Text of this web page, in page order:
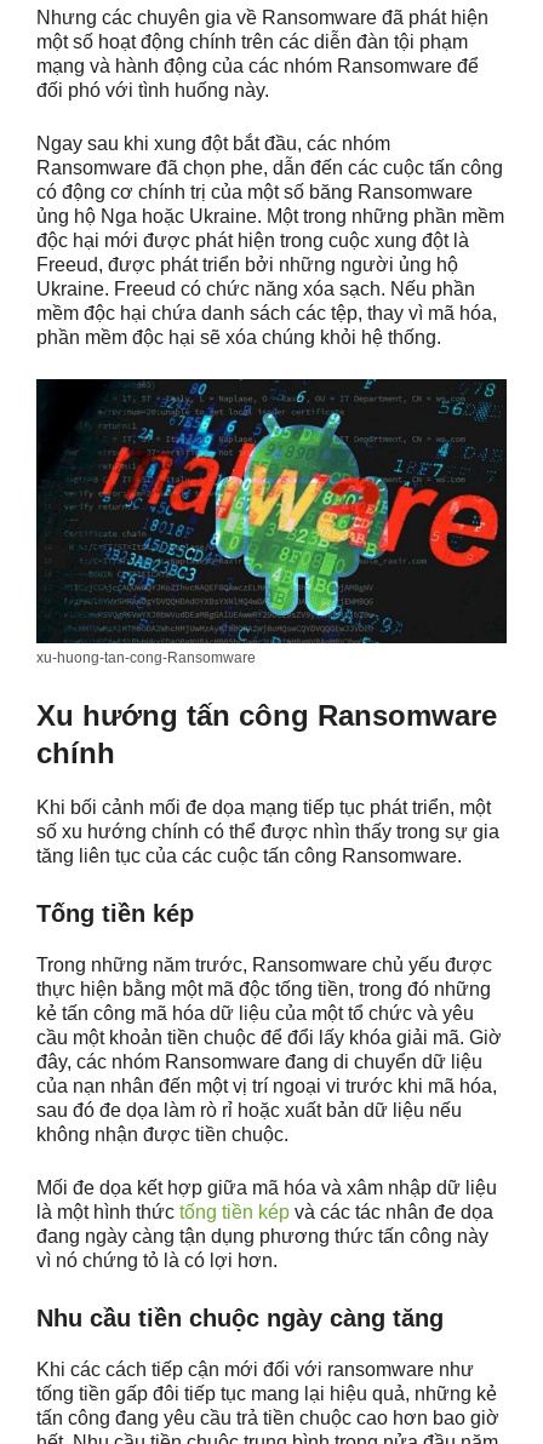
Nhưng các chuyên gia về Ransomware đã phát hiện
một số hoạt động chính trên các diễn đàn tội phạm
mạng và hành động của các nhóm Ransomware để
đối phó với tình huống này.
Ngay sau khi xung đột bắt đầu, các nhóm
Ransomware đã chọn phe, dẫn đến các cuộc tấn công
có động cơ chính trị của một số băng Ransomware
ủng hộ Nga hoặc Ukraine. Một trong những phần mềm
độc hại mới được phát hiện trong cuộc xung đột là
Freeud, được phát triển bởi những người ủng hộ
Ukraine. Freeud có chức năng xóa sạch. Nếu phần
mềm độc hại chứa danh sách các tệp, thay vì mã hóa,
phần mềm độc hại sẽ xóa chúng khỏi hệ thống.
xu-huong-tan-cong-Ransomware
Xu hướng tấn công Ransomware
chính
Khi bối cảnh mối đe dọa mạng tiếp tục phát triển, một
số xu hướng chính có thể được nhìn thấy trong sự gia
tăng liên tục của các cuộc tấn công Ransomware.
Tống tiền kép
Trong những năm trước, Ransomware chủ yếu được
thực hiện bằng một mã độc tống tiền, trong đó những
kẻ tấn công mã hóa dữ liệu của một tổ chức và yêu
cầu một khoản tiền chuộc để đổi lấy khóa giải mã. Giờ
đây, các nhóm Ransomware đang di chuyển dữ liệu
của nạn nhân đến một vị trí ngoại vi trước khi mã hóa,
sau đó đe dọa làm rò rỉ hoặc xuất bản dữ liệu nếu
không nhận được tiền chuộc.
Mối đe dọa kết hợp giữa mã hóa và xâm nhập dữ liệu
là một hình thức tống tiền kép và các tác nhân đe dọa
đang ngày càng tận dụng phương thức tấn công này
vì nó chứng tỏ là có lợi hơn.
Nhu cầu tiền chuộc ngày càng tăng
Khi các cách tiếp cận mới đối với ransomware như
tống tiền gấp đôi tiếp tục mang lại hiệu quả, những kẻ
tấn công đang yêu cầu trả tiền chuộc cao hơn bao giờ